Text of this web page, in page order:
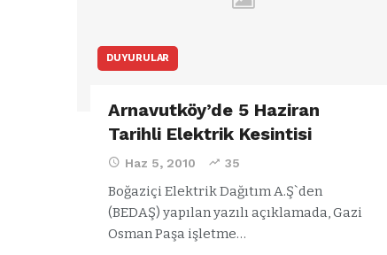
DUYURULAR
Arnavutköy’de 5 Haziran
Tarihli Elektrik Kesintisi
Haz 5, 2010 35
Boğaziçi Elektrik Dağıtım A.Ş`den
(BEDAŞ) yapılan yazılı açıklamada, Gazi
Osman Paşa işletme…